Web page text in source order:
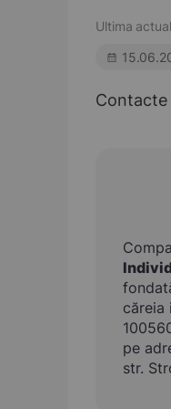
Ultima
Contacte
pe
str.